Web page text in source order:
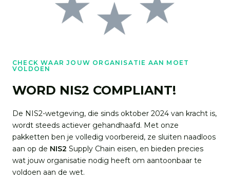
CHECK WAAR JOUW ORGANISATIE AAN MOET
VOLDOEN
WORD NIS2 COMPLIANT!
De NIS2-wetgeving, die sinds oktober 2024 van kracht is,
wordt steeds actiever gehandhaafd. Met onze
pakketten ben je volledig voorbereid, ze sluiten naadloos
aan op de NIS2 Supply Chain eisen, en bieden precies
wat jouw organisatie nodig heeft om aantoonbaar te
voldoen aan de wet.